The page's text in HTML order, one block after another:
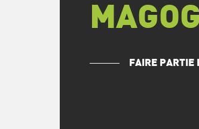
FAIRE PARTIE